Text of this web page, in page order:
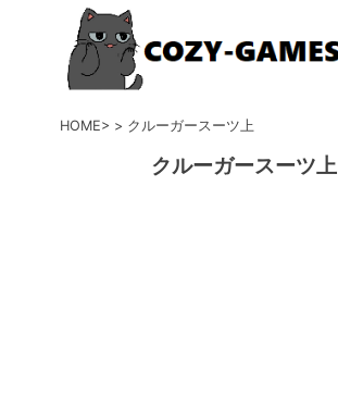
HOME クルーガースーツ上
クルーガースーツ上